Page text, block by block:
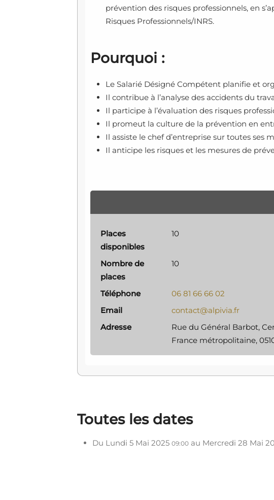
prévention des risques professionnels, en
Risques Professionnels/INRS.
Pourquoi :
Le Salarié Désigné Compétent planifie et
Il contribue à l’analyse des accidents du
Il participe à l’évaluation des risques
Il promeut la culture de la prévention en
Il assiste le chef d’entreprise sur toutes ses
Il anticipe les risques et les mesures de
Places
disponibles
10
Nombre de
places
10
Téléphone
06 81 66 66 02
Email
contact@alpivia.fr
Adresse
Rue du Général Barbot,
France métropolitaine,
Toutes les dates
Du Lundi 5 Mai 2025 09:00 au Mercredi 28 Mai